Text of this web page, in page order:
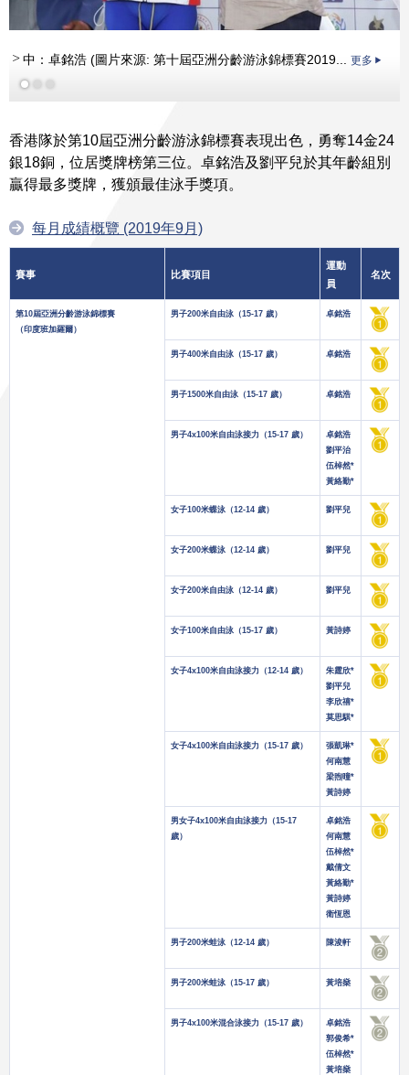
中：卓銘浩 (圖片來源: 第十屆亞洲分齡游泳錦標賽2019... 更多
香港隊於第10屆亞洲分齡游泳錦標賽表現出色，勇奪14金24
銀18銅，位居獎牌榜第三位。卓銘浩及劉平兒於其年齡組別
贏得最多獎牌，獲頒最佳泳手獎項。
每月成績概覽 (2019年9月)
賽事 比賽項目
運動
員
名次
第10屆亞洲分齡游泳錦標賽
（印度班加羅爾）
男子200米自由泳（15-17 歲） 卓銘浩
男子400米自由泳（15-17 歲） 卓銘浩
男子1500米自由泳（15-17 歲） 卓銘浩
男子4x100米自由泳接力（15-17 歲）
卓銘浩
劉平治
伍棹然*
黃絡勤*
女子100米蝶泳（12-14 歲） 劉平兒
女子200米蝶泳（12-14 歲） 劉平兒
女子200米自由泳（12-14 歲） 劉平兒
女子100米自由泳（15-17 歲） 黃詩婷
女子4x100米自由泳接力（12-14 歲）
朱霆欣*
劉平兒
李欣禧*
莫思騏*
女子4x100米自由泳接力（15-17 歲）
張凱琳*
何南慧
梁煦曈*
黃詩婷
男女子4x100米自由泳接力（15-17
歲）
卓銘浩
何南慧
伍棹然*
戴倩文
黃絡勤*
黃詩婷
衛恆恩
男子200米蛙泳（12-14 歲） 陳浚軒
男子200米蛙泳（15-17 歲） 黃培燊
男子4x100米混合泳接力（15-17 歲）
卓銘浩
郭俊希*
伍棹然*
黃培燊